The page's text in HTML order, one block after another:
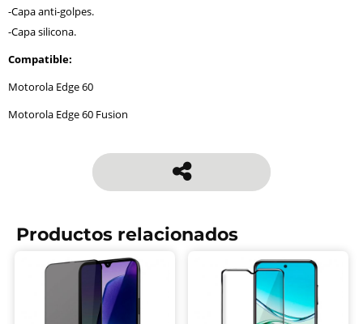
-Capa anti-golpes.
-Capa silicona.
Compatible:
Motorola Edge 60
Motorola Edge 60 Fusion
Productos relacionados